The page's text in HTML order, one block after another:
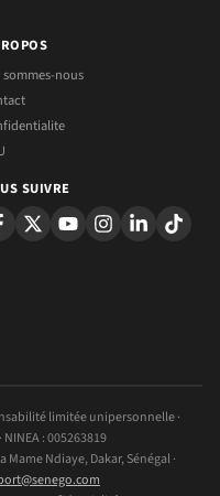
sommes-nous
SUIVRE
limitée unipersonnelle ·
NINEA : 005263819
Ndiaye, Dakar, Sénégal ·